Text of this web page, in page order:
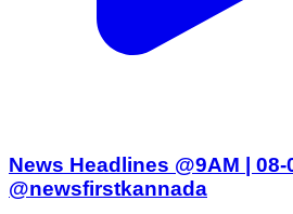
News Headlines @9AM | 08-
@newsfirstkannada